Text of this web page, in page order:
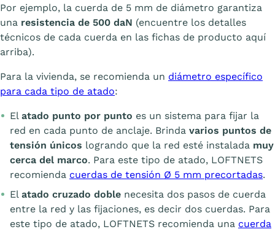
Por ejemplo, la cuerda de 5 mm de diámetro garantiza
una resistencia de 500 daN (encuentre los detalles
técnicos de cada cuerda en las fichas de producto aquí
arriba).
Para la vivienda, se recomienda un diámetro específico
para cada tipo de atado:
El atado punto por punto es un sistema para fijar la
red en cada punto de anclaje. Brinda varios puntos de
tensión únicos logrando que la red esté instalada muy
cerca del marco. Para este tipo de atado, LOFTNETS
recomienda cuerdas de tensión Ø 5 mm precortadas.
El atado cruzado doble necesita dos pasos de cuerda
entre la red y las fijaciones, es decir dos cuerdas. Para
este tipo de atado, LOFTNETS recomienda una cuerda